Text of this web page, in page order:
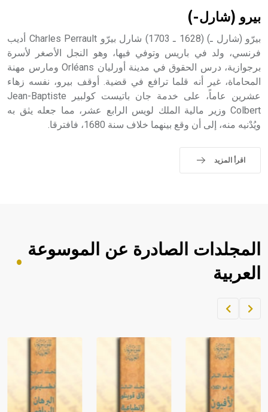
sign تكتب منفصلة غير متصلة، وتعتمد المبدأ الأكوروفوني،
حيث تقتصر القيمة الصوتية للعلامة الك
بيرو (شارل-)
بيرّو (شارل ـ) (1628 ـ 1703) شارل بيرّو Charles Perrault أديب
فرنسي، ولد في باريس وتوفي فيها، وهو النجل الأصغر لأسرة
برجوازية، درس الحقوق في مدينة أورليان Orléans ومارس مهنة
المحاماة، غير أنه قلما ترافع في قضية. أوقف بيرو، نفسه زهاء
عشرين عاماً، على خدمة جان باتيست كولبير Jean-Baptiste
Colbert وزير مالية الملك لويس الرابع عشر، مما جعله يثق به
ويُدْنيه منه، إلى أن وقع بينهما خلاف سنة 1680، فافترقا.
اقرأ المزيد
المجلدات الصادرة عن الموسوعة
العربية